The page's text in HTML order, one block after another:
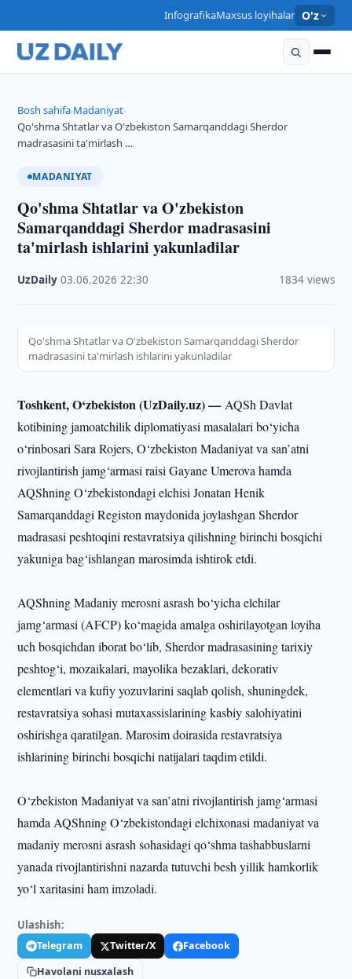
InfografikaMaxsus loyihalar O'z
Bosh sahifa›Madaniyat›
Qo'shma Shtatlar va O'zbekiston Samarqanddagi Sherdor
madrasasini ta'mirlash …
MADANIYAT
Qo'shma Shtatlar va O'zbekiston
Samarqanddagi Sherdor madrasasini
ta'mirlash ishlarini yakunladilar
UzDaily ·03.06.2026 ·22:30 1834 views
Qo'shma Shtatlar va O'zbekiston Samarqanddagi Sherdor
madrasasini ta'mirlash ishlarini yakunladilar
Toshkent, O‘zbekiston (UzDaily.uz) —AQSh Davlat
kotibining jamoatchilik diplomatiyasi masalalari bo‘yicha
o‘rinbosari Sara Rojers, O‘zbekiston Madaniyat va san’atni
rivojlantirish jamg‘armasi raisi Gayane Umerova hamda
AQShning O‘zbekistondagi elchisi Jonatan Henik
Samarqanddagi Registon maydonida joylashgan Sherdor
madrasasi peshtoqini restavratsiya qilishning birinchi bosqichi
yakuniga bag‘ishlangan marosimda ishtirok etdi.
AQShning Madaniy merosni asrash bo‘yicha elchilar
jamg‘armasi (AFCP) ko‘magida amalga oshirilayotgan loyiha
uch bosqichdan iborat bo‘lib, Sherdor madrasasining tarixiy
peshtog‘i, mozaikalari, mayolika bezaklari, dekorativ
elementlari va kufiy yozuvlarini saqlab qolish, shuningdek,
restavratsiya sohasi mutaxassislarining kasbiy salohiyatini
oshirishga qaratilgan. Marosim doirasida restavratsiya
ishlarining birinchi bosqichi natijalari taqdim etildi.
O‘zbekiston Madaniyat va san’atni rivojlantirish jamg‘armasi
hamda AQShning O‘zbekistondagi elchixonasi madaniyat va
madaniy merosni asrash sohasidagi qo‘shma tashabbuslarni
yanada rivojlantirishni nazarda tutuvchi besh yillik hamkorlik
yo‘l xaritasini ham imzoladi.
Ulashish:
Telegram Twitter/X
Facebook
Havolani nusxalash